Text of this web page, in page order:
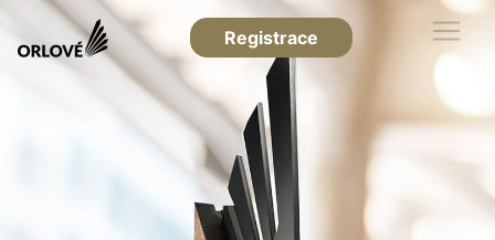
Registrace